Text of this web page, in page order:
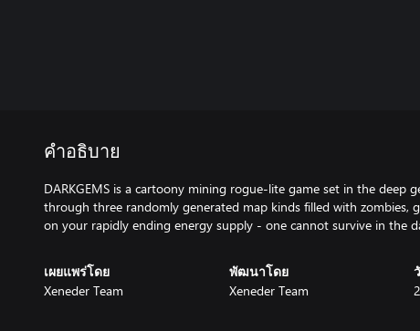
คำอธิบาย
DARKGEMS is a cartoony mining rogue-lite game set in the deep
through three randomly generated map kinds filled with zombies,
on your rapidly ending energy supply - one cannot survive in the
เผยแพร่โดย
Xeneder Team
พัฒนาโดย
Xeneder Team